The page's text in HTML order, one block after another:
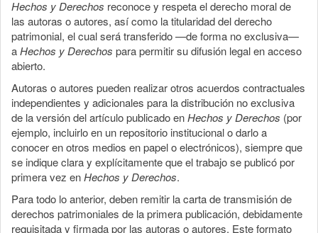
Hechos y Derechos reconoce y respeta el derecho moral de
las autoras o autores, así como la titularidad del derecho
patrimonial, el cual será transferido —de forma no exclusiva—
aHechos y Derechos para permitir su difusión legal en acceso
abierto.
Autoras o autores pueden realizar otros acuerdos contractuales
independientes y adicionales para la distribución no exclusiva
de la versión del artículo publicado enHechos y Derechos (por
ejemplo, incluirlo en un repositorio institucional o darlo a
conocer en otros medios en papel o electrónicos), siempre que
se indique clara y explícitamente que el trabajo se publicó por
primera vez enHechos y Derechos.
Para todo lo anterior, deben remitir la carta de transmisión de
derechos patrimoniales de la primera publicación, debidamente
requisitada y firmada por las autoras o autores. Este formato